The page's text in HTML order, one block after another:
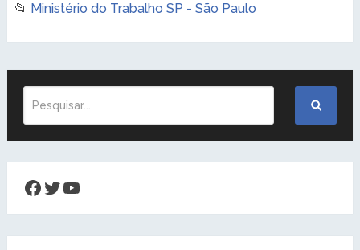
📂 Ministério do Trabalho SP - São Paulo
Facebook
Twitter
Youtube